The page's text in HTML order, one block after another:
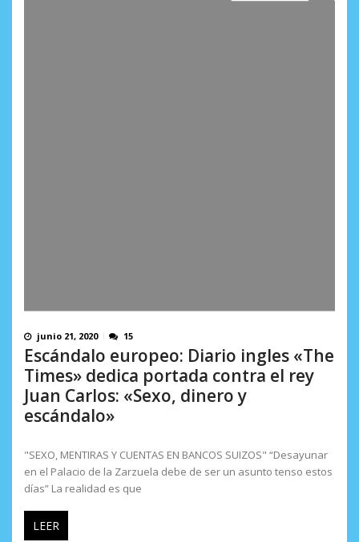
junio 21, 2020 15
Escándalo europeo: Diario ingles «The
Times» dedica portada contra el rey
Juan Carlos: «Sexo, dinero y
escándalo»
"SEXO, MENTIRAS Y CUENTAS EN BANCOS SUIZOS" “Desayunar
en el Palacio de la Zarzuela debe de ser un asunto tenso estos
días” La realidad es que
LEER